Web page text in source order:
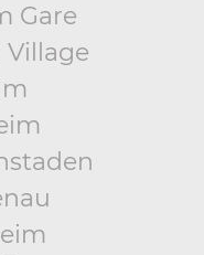
Gare
Village